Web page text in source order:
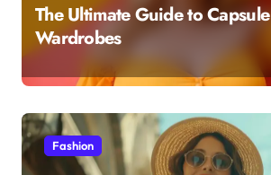
The Ultimate Guide to Capsule
Wardrobes
Fashion